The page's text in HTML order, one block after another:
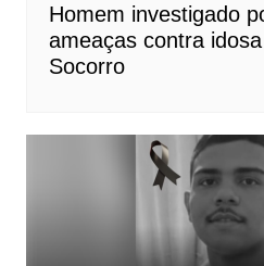
Homem investigado
ameaças contra
Socorro